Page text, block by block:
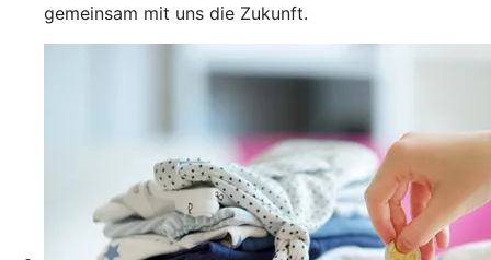
gemeinsam mit uns die Zukunft.